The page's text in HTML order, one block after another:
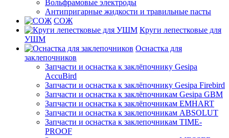
Вольфрамовые электроды
Антипригарные жидкости и травильные пасты
СОЖ
Круги лепестковые для
УШМ
Оснастка для
заклепочников
Запчасти и оснастка к заклёпочнику Gesipa
AccuBird
Запчасти и оснастка к заклёпочнику Gesipa Firebird
Запчасти и оснастка к заклёпочникам Gesipa GBM
Запчасти и оснастка к заклёпочникам EMHART
Запчасти и оснастка к заклепочникам ABSOLUT
Запчасти и оснастка к заклепочникам TIME-
PROOF